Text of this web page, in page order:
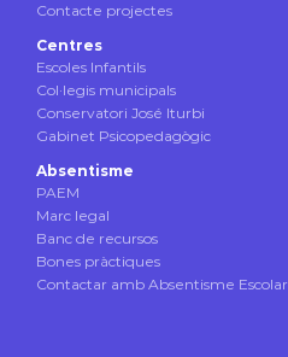
Contacte projectes
Centres
Escoles Infantils
Col·legis municipals
Conservatori José Iturbi
Gabinet Psicopedagògic
Absentisme
PAEM
Marc legal
Banc de recursos
Bones pràctiques
Contactar amb Absentisme Escolar